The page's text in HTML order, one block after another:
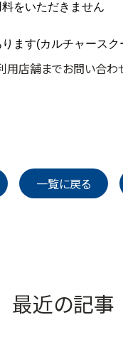
をいただきません
ます(カルチャースク
用店舗までお問い合わ
一覧に戻る
最近の記事